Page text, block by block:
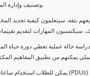
وتصنيف وإدارة المخاطر على مدار دورة حياة المشروع.
بثقة. سيتعلمون كيفية تحديد
حالة عملية تغطي دورة حياة